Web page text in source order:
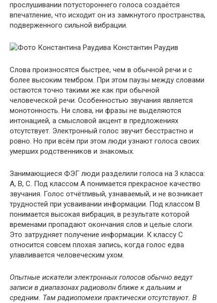
прослушивании потустороннего голоса создаётся
впечатление, что исходит он из замкнутого пространства,
подверженного сильной вибрации.
Константин Раудив
Слова произносятся быстрее, чем в обычной речи и с
более высоким тембром. При этом паузы между словами
остаются точно такими же как при обычной
человеческой речи. Особенностью звучания является
монотонность. Ни слова, ни фразы не выделяются
интонацией, а смысловой акцент в предложениях
отсутствует. Электронный голос звучит бесстрастно и
ровно. Но при всём при этом люди узнают голоса своих
умерших родственников и знакомых.
Занимающиеся ФЭГ люди разделили голоса на 3 класса:
А, В, С. Под классом А понимается прекрасное качество
звучания. Голос отчётливый, узнаваемый, и не возникает
трудностей при усваивании информации. Под классом В
понимается высокая вибрация, в результате которой
временами пропадают окончания слов и целые слоги.
Это затрудняет получение информации. К классу С
относится совсем плохая запись, когда голос едва
улавливается человеческим ухом.
Опытные искатели электронных голосов обычно ведут
записи в диапазонах радиоволн ближе к дальним и
средним. Там радиопомехи практически отсутствуют. В